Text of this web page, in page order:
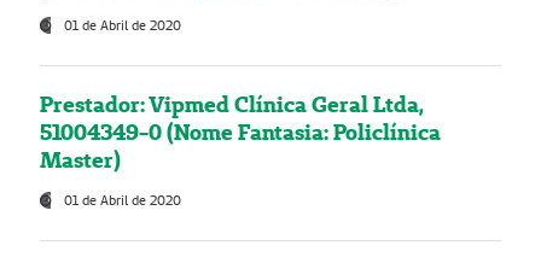
01 de Abril de 2020
Prestador: Vipmed Clínica Geral Ltda,
51004349-0 (Nome Fantasia: Policlínica
Master)
01 de Abril de 2020